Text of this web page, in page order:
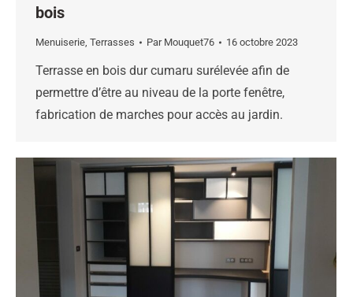
bois
Menuiserie, Terrasses Par Mouquet76 16 octobre 2023
Terrasse en bois dur cumaru surélevée afin de
permettre d’être au niveau de la porte fenêtre,
fabrication de marches pour accès au jardin.